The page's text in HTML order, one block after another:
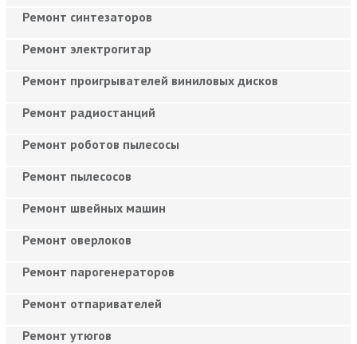
Ремонт синтезаторов
Ремонт электрогитар
Ремонт проигрывателей виниловых дисков
Ремонт радиостанций
Ремонт роботов пылесосы
Ремонт пылесосов
Ремонт швейных машин
Ремонт оверлоков
Ремонт парогенераторов
Ремонт отпаривателей
Ремонт утюгов